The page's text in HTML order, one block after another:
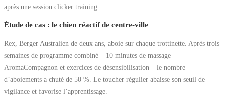
après une session clicker training.
Étude de cas : le chien réactif de centre-ville
Rex, Berger Australien de deux ans, aboie sur chaque trottinette. Après trois
semaines de programme combiné – 10 minutes de massage
AromaCompagnon et exercices de désensibilisation – le nombre
d’aboiements a chuté de 50 %. Le toucher régulier abaisse son seuil de
vigilance et favorise l’apprentissage.